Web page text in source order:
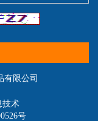
有限公司
技术
号